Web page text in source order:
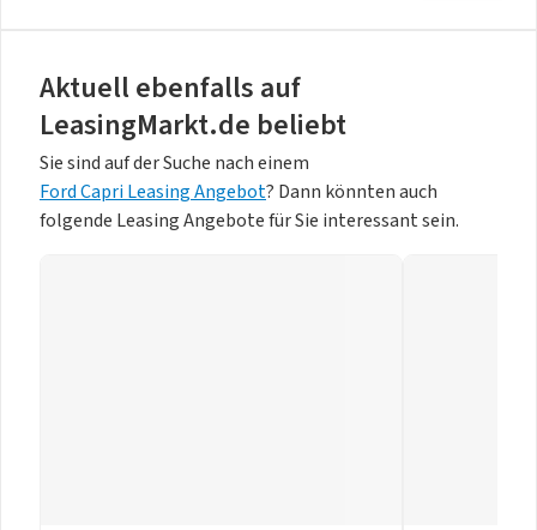
Aktuell ebenfalls auf
LeasingMarkt.de beliebt
Sie sind auf der Suche nach einem
Ford Capri Leasing Angebot? Dann könnten auch
folgende Leasing Angebote für Sie interessant sein.